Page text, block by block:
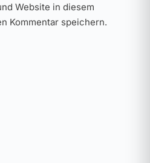
Website in diesem
Kommentar speichern.